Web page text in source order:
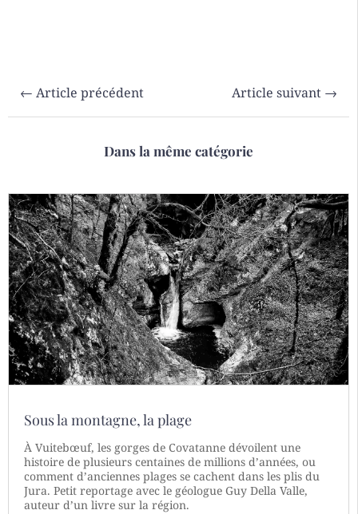
← Article précédent Article suivant →
Dans la même catégorie
Sous la montagne, la plage
À Vuitebœuf, les gorges de Covatanne dévoilent une
histoire de plusieurs centaines de millions d’années, ou
comment d’anciennes plages se cachent dans les plis du
Jura. Petit reportage avec le géologue Guy Della Valle,
auteur d’un livre sur la région.